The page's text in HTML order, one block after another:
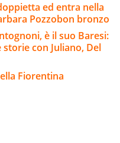
ed entra nella
Pozzobon bronzo
è il suo Baresi:
con Juliano, Del
Fiorentina